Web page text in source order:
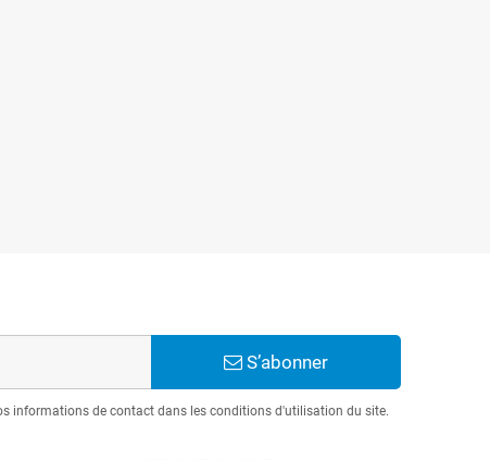
S’abonner
informations de contact dans les conditions d'utilisation du site.